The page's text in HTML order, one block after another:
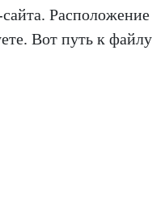
Вот путь к